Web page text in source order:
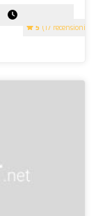
5 (17 recensioni)